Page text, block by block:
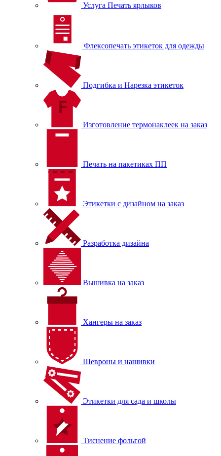
Услуга Печать ярлыков
Флексопечать этикеток для одежды
Подгибка и Нарезка этикеток
Изготовление термонаклеек на заказ
Печать на пакетиках ПП
Этикетки с дизайном на заказ
Разработка дизайна
Вышивка на заказ
Хангеры на заказ
Шевроны и нашивки
Этикетки для сада и школы
Тиснение фольгой